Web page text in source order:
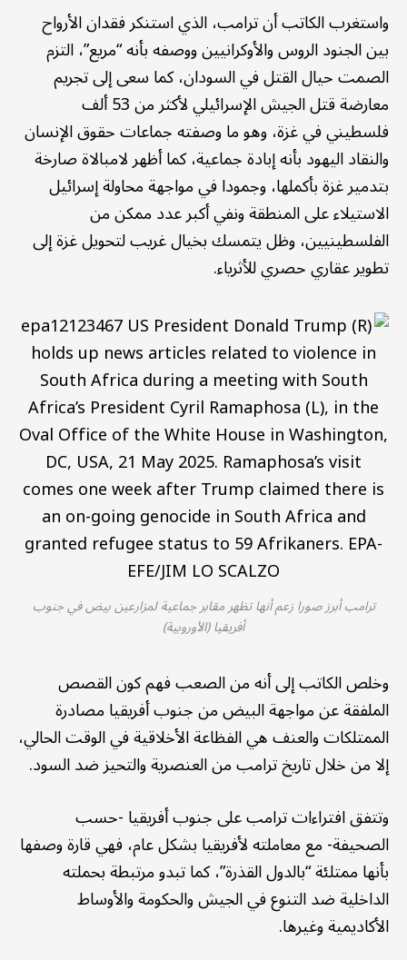
واستغرب الكاتب أن ترامب، الذي استنكر فقدان الأرواح
بين الجنود الروس والأوكرانيين ووصفه بأنه “مريع”، التزم
الصمت حيال القتل في السودان، كما سعى إلى تجريم
معارضة قتل الجيش الإسرائيلي لأكثر من 53 ألف
فلسطيني في غزة، وهو ما وصفته جماعات حقوق الإنسان
والنقاد اليهود بأنه إبادة جماعية، كما أظهر لامبالاة صارخة
بتدمير غزة بأكملها، وجمودا في مواجهة محاولة إسرائيل
الاستيلاء على المنطقة ونفي أكبر عدد ممكن من
الفلسطينيين، وظل يتمسك بخيال غريب لتحويل غزة إلى
تطوير عقاري حصري للأثرياء.
ترامب أبرز صورا زعم أنها تظهر مقابر جماعية لمزارعين بيض في جنوب
أفريقيا (الأوروبية)
وخلص الكاتب إلى أنه من الصعب فهم كون القصص
الملفقة عن مواجهة البيض من جنوب أفريقيا مصادرة
الممتلكات والعنف هي الفظاعة الأخلاقية في الوقت الحالي،
إلا من خلال تاريخ ترامب من العنصرية والتحيز ضد السود.
وتتفق افتراءات ترامب على جنوب أفريقيا -حسب
الصحيفة- مع معاملته لأفريقيا بشكل عام، فهي قارة وصفها
بأنها ممتلئة “بالدول القذرة”، كما تبدو مرتبطة بحملته
الداخلية ضد التنوع في الجيش والحكومة والأوساط
الأكاديمية وغيرها.